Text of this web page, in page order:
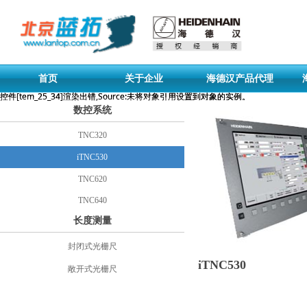
首页 关于企业 海德汉产品代理
数控系统
iTNC530
控件[tem_25_34]渲染出错,Source:未将对象引用设置到对象的实例。
长度测量
TNC320
iTNC530
TNC620
TNC640
封闭式光栅尺
敞开式光栅尺
控件[tem_25_34]渲染出错,Source:未将对象引用设置到对象的实例。